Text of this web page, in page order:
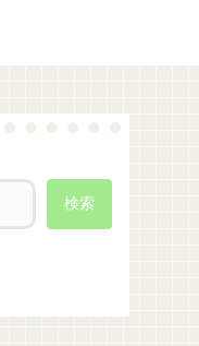
検索